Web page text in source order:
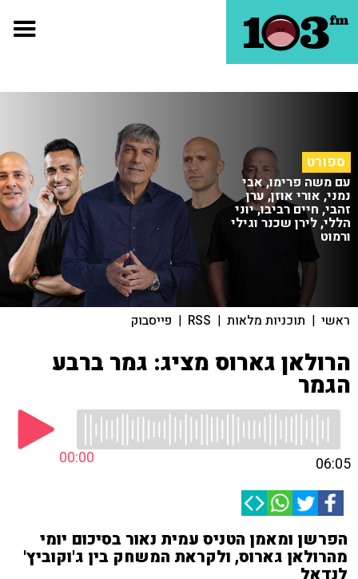
ספורט
עם משה פרימו, אבי
נמני, אורי אוזן, ערן
זהבי, חיים רביבו, יוני
הללי, לירן שכנר וגילי
ורמוט
ראשי | תוכניות מלאות |
RSS
| פייסבוק
הרולאן גארוס מציג: גמר ברבע
הגמר
00:00 06:05
הפרשן ומאמן הטניס עמית נאור בסיכום יומי
מהרולאן גארוס, ולקראת המשחק בין ג'וקוביץ'